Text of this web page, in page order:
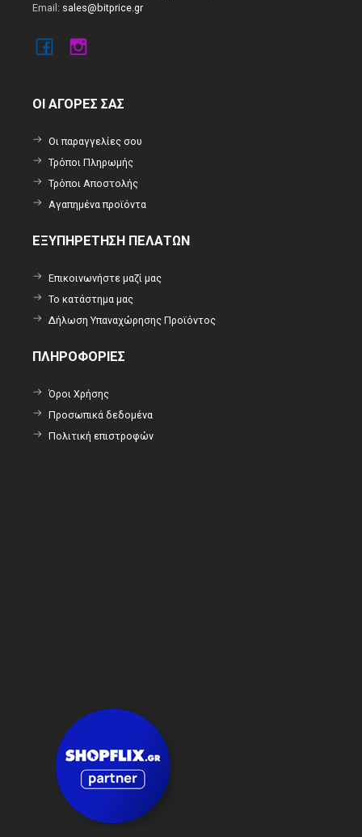
Email: sales@bitprice.gr
ΟΙ ΑΓΟΡΕΣ ΣΑΣ
Οι παραγγελίες σου
Τρόποι Πληρωμής
Τρόποι Αποστολής
Αγαπημένα προϊόντα
ΕΞΥΠΗΡΕΤΗΣΗ ΠΕΛΑΤΩΝ
Επικοινωνήστε μαζί μας
Το κατάστημα μας
Δήλωση Υπαναχώρησης Προϊόντος
ΠΛΗΡΟΦΟΡΙΕΣ
Όροι Χρήσης
Προσωπικά δεδομένα
Πολιτική επιστροφών